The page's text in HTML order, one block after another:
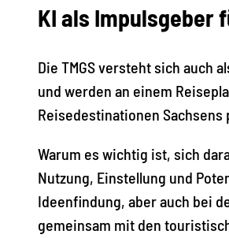
KI als Impulsgeber
Die TMGS versteht sich auch
und werden an einem
Reisedestinationen Sachsens
Warum es wichtig ist, sich
Nutzung, Einstellung und
Ideenfindung, aber auch bei
gemeinsam mit den